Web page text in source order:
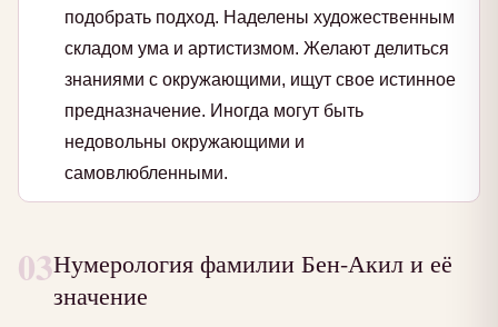
подобрать подход. Наделены художественным
складом ума и артистизмом. Желают делиться
знаниями с окружающими, ищут свое истинное
предназначение. Иногда могут быть
недовольны окружающими и
самовлюбленными.
03Нумерология фамилии Бен-Акил и её
значение